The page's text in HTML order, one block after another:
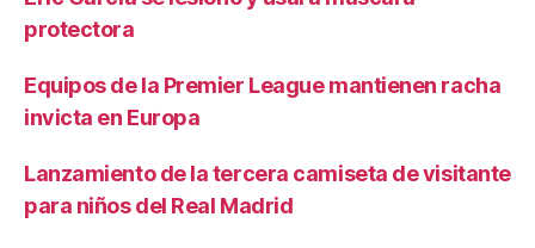
protectora
Equipos de la Premier League mantienen racha
invicta en Europa
Lanzamiento de la tercera camiseta de visitante
para niños del Real Madrid